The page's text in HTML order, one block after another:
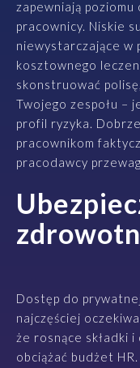
zapewniają
pracownicy. Niskie
niewystarczające w
kosztownego
skonstruować
Twojego zespołu –
profil ryzyka.
pracownikom
pracodawcy
Dostęp do
najczęściej
że rosnące składki i
obciążać budżet